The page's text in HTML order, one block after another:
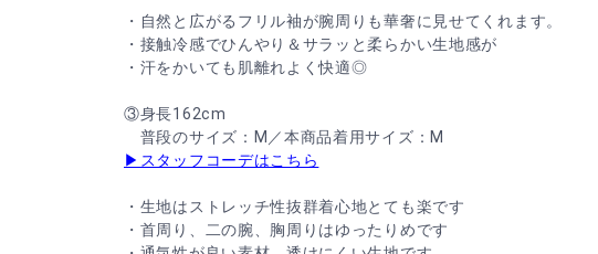
・自然と広がるフリル袖が腕周りも華奢に見せてくれます。
・接触冷感でひんやり＆サラッと柔らかい生地感が
・汗をかいても肌離れよく快適◎
③身長162cm
普段のサイズ：M／本商品着用サイズ：M
▶スタッフコーデはこちら
・生地はストレッチ性抜群着心地とても楽です
・首周り、二の腕、胸周りはゆったりめです